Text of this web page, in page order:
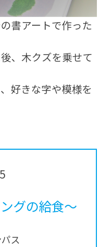
書アートで作った
、木クズを乗せて
好きな字や模様を
グの給食～
ス